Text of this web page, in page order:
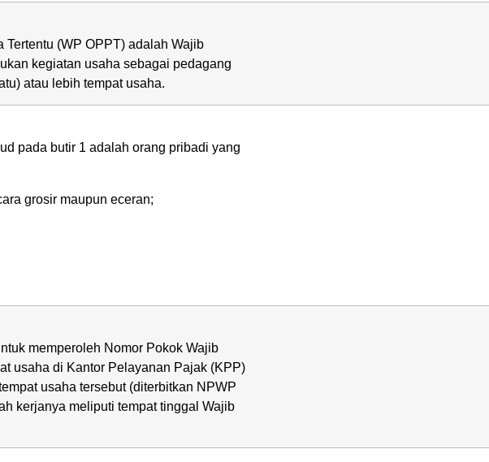
(WP OPPT) adalah Wajib
kegiatan usaha sebagai pedagang
atau lebih tempat usaha.
pada butir 1 adalah orang pribadi yang
grosir maupun eceran;
memperoleh Nomor Pokok Wajib
usaha di Kantor Pelayanan Pajak (KPP)
usaha tersebut (diterbitkan NPWP
kerjanya meliputi tempat tinggal Wajib